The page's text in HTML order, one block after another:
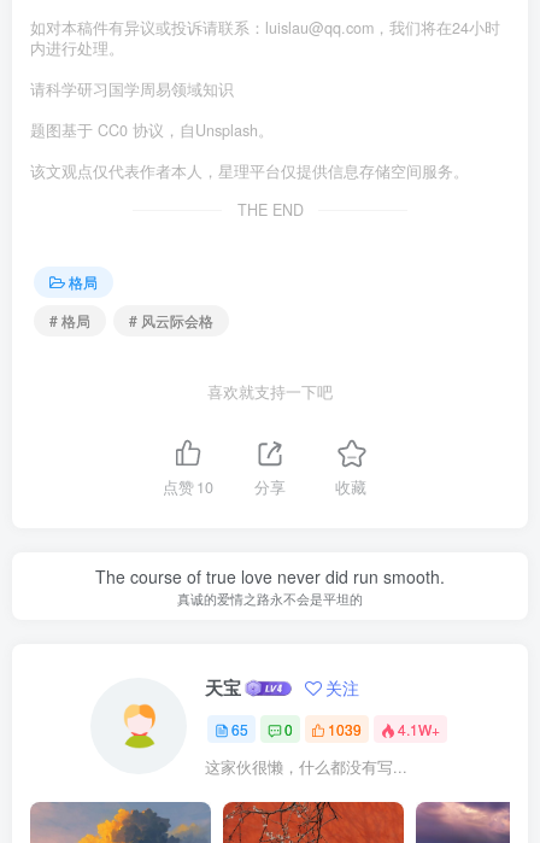
如对本稿件有异议或投诉请联系：luislau@qq.com，我们将在24小时
内进行处理。
请科学研习国学周易领域知识
题图基于 CC0 协议，自Unsplash。
该文观点仅代表作者本人，星理平台仅提供信息存储空间服务。
THE END
格局
# 格局
# 风云际会格
喜欢就支持一下吧
点赞10 分享 收藏
The course of true love never did run smooth.
真诚的爱情之路永不会是平坦的
天宝 关注
65 0 1039 4.1W+
这家伙很懒，什么都没有写...